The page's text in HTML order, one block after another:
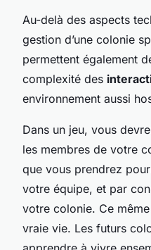
Au-delà des aspects
gestion d’une colonie
permettent également
complexité des
environnement aussi
Dans un jeu, vous
les membres de votre
que vous prendrez
votre équipe, et par
votre colonie. Ce
vraie vie. Les futurs